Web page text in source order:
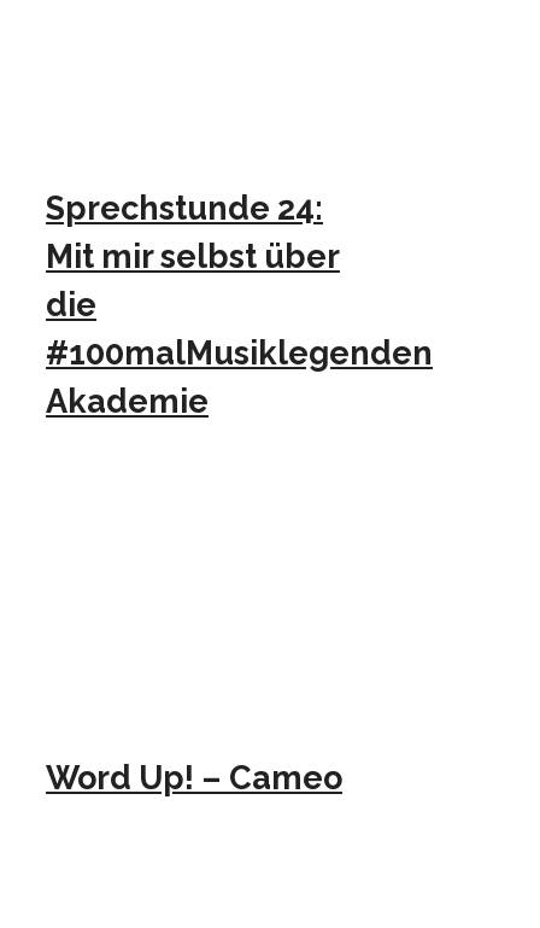
Sprechstunde 24:
Mit mir selbst über
die
#100malMusiklegenden
Akademie
Word Up! – Cameo